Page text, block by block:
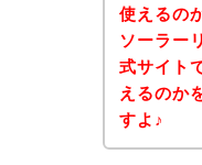
使えるの
ソーラー
式サイト
えるのか
すよ♪